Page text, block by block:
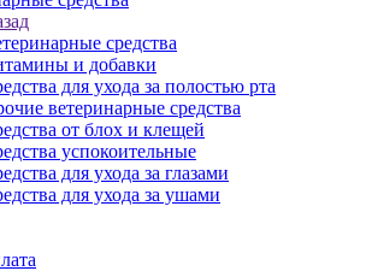
средства
и добавки
для ухода за полостью рта
ветеринарные средства
от блох и клещей
успокоительные
для ухода за глазами
для ухода за ушами